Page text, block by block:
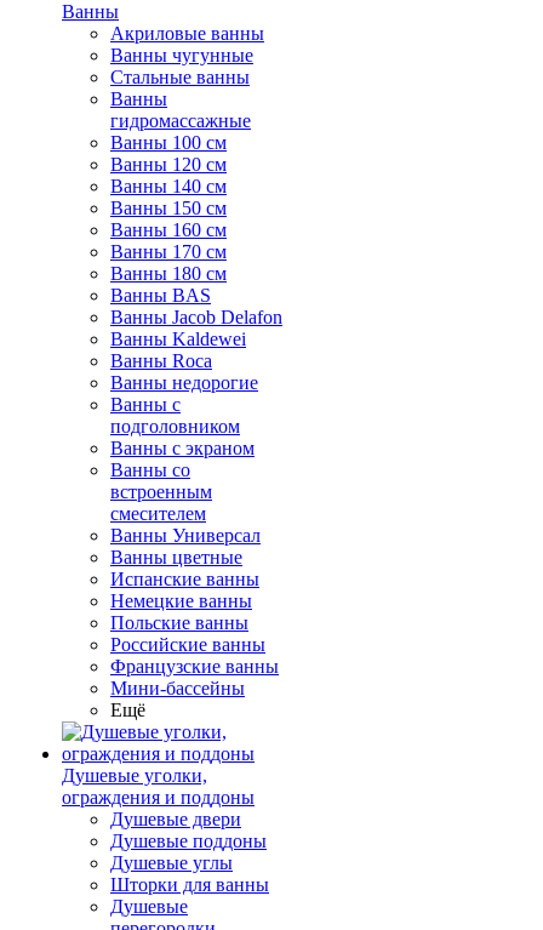
Ванны
Акриловые ванны
Ванны чугунные
Стальные ванны
Ванны
гидромассажные
Ванны 100 см
Ванны 120 см
Ванны 140 см
Ванны 150 см
Ванны 160 см
Ванны 170 см
Ванны 180 см
Ванны BAS
Ванны Jacob Delafon
Ванны Kaldewei
Ванны Roca
Ванны недорогие
Ванны с
подголовником
Ванны с экраном
Ванны со
встроенным
смесителем
Ванны Универсал
Ванны цветные
Испанские ванны
Немецкие ванны
Польские ванны
Российские ванны
Французские ванны
Мини-бассейны
Ещё
Душевые уголки,
ограждения и поддоны
Душевые двери
Душевые поддоны
Душевые углы
Шторки для ванны
Душевые